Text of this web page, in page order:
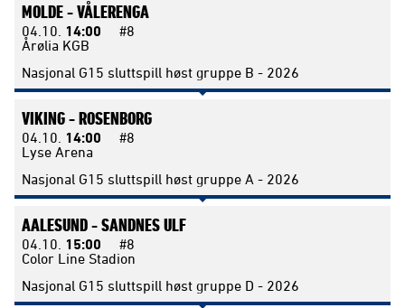
MOLDE -VÅLERENGA
04.10. 14:00
#8
Årølia KGB
Nasjonal G15 sluttspill høst gruppe B - 2026
VIKING -ROSENBORG
04.10. 14:00
#8
Lyse Arena
Nasjonal G15 sluttspill høst gruppe A - 2026
AALESUND -SANDNES ULF
04.10. 15:00
#8
Color Line Stadion
Nasjonal G15 sluttspill høst gruppe D - 2026